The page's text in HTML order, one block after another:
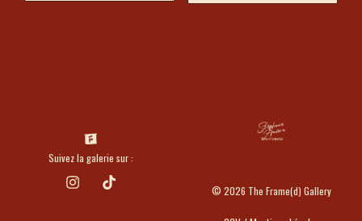
Suivez la galerie sur :
© 2026 The Frame(d) Gallery